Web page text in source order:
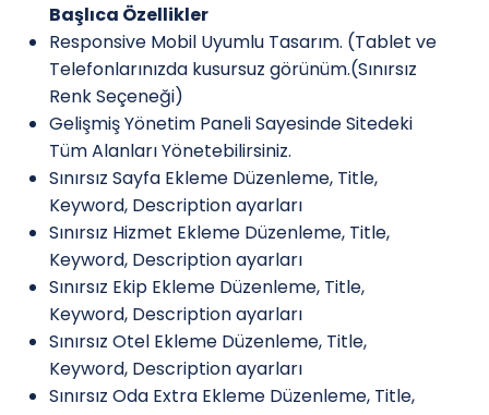
Başlıca Özellikler
Responsive Mobil Uyumlu Tasarım. (Tablet ve
Telefonlarınızda kusursuz görünüm.(Sınırsız
Renk Seçeneği)
Gelişmiş Yönetim Paneli Sayesinde Sitedeki
Tüm Alanları Yönetebilirsiniz.
Sınırsız Sayfa Ekleme Düzenleme, Title,
Keyword, Description ayarları
Sınırsız Hizmet Ekleme Düzenleme, Title,
Keyword, Description ayarları
Sınırsız Ekip Ekleme Düzenleme, Title,
Keyword, Description ayarları
Sınırsız Otel Ekleme Düzenleme, Title,
Keyword, Description ayarları
Sınırsız Oda Extra Ekleme Düzenleme, Title,